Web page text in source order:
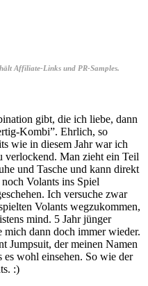
Affiliate-Links und PR-Samples.
gibt, die ich liebe, dann
Kombi”. Ehrlich, so
wie in diesem Jahr war ich
verlockend. Man zieht ein Teil
und Tasche und kann direkt
Volants ins Spiel
Ich versuche zwar
Volants wegzukommen,
mind. 5 Jahr jünger
mich dann doch immer wieder.
Jumpsuit, der meinen Namen
wohl einsehen. So wie der
:)